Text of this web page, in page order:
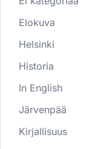
Elokuva
Helsinki
Historia
In English
Järvenpää
Kirjallisuus